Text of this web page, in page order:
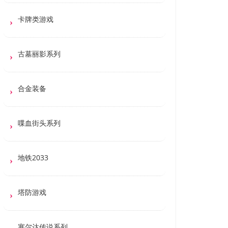
卡牌类游戏
古墓丽影系列
合金装备
喋血街头系列
地铁2033
塔防游戏